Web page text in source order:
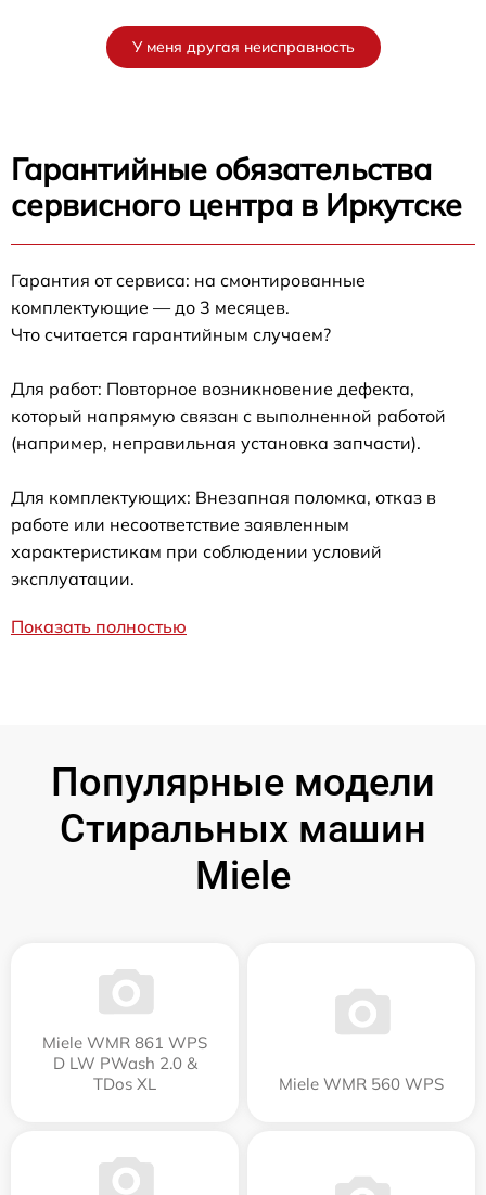
У меня другая неисправность
Гарантийные обязательства
сервисного центра в Иркутске
Гарантия от сервиса: на смонтированные
комплектующие — до 3 месяцев.
Что считается гарантийным случаем?
Для работ: Повторное возникновение дефекта,
который напрямую связан с выполненной работой
(например, неправильная установка запчасти).
Для комплектующих: Внезапная поломка, отказ в
работе или несоответствие заявленным
характеристикам при соблюдении условий
эксплуатации.
Показать полностью
Популярные модели
Стиральных машин
Miele
Miele WMR 861 WPS
D LW PWash 2.0 &
TDos XL
Miele WMR 560 WPS